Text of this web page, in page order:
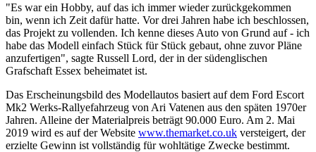
"Es war ein Hobby, auf das ich immer wieder zurückgekommen
bin, wenn ich Zeit dafür hatte. Vor drei Jahren habe ich beschlossen,
das Projekt zu vollenden. Ich kenne dieses Auto von Grund auf - ich
habe das Modell einfach Stück für Stück gebaut, ohne zuvor Pläne
anzufertigen", sagte Russell Lord, der in der südenglischen
Grafschaft Essex beheimatet ist.
Das Erscheinungsbild des Modellautos basiert auf dem Ford Escort
Mk2 Werks-Rallyefahrzeug von Ari Vatenen aus den späten 1970er
Jahren. Alleine der Materialpreis beträgt 90.000 Euro. Am 2. Mai
2019 wird es auf der Website www.themarket.co.uk versteigert, der
erzielte Gewinn ist vollständig für wohltätige Zwecke bestimmt.